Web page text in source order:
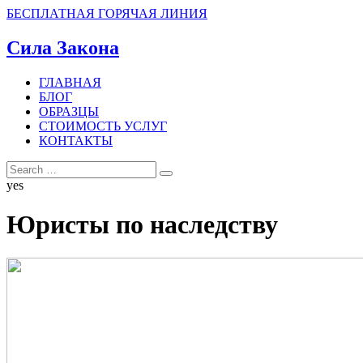
БЕСПЛАТНАЯ ГОРЯЧАЯ ЛИНИЯ
Сила Закона
ГЛАВНАЯ
БЛОГ
ОБРАЗЦЫ
СТОИМОСТЬ УСЛУГ
КОНТАКТЫ
yes
Юристы по наследству